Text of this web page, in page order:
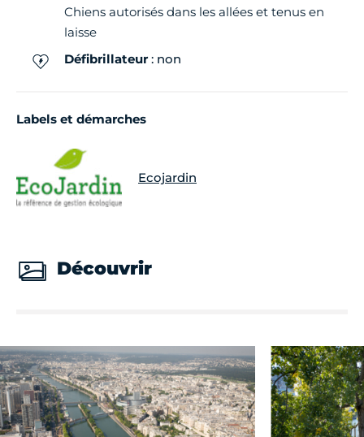
Chiens autorisés dans les allées et tenus en
laisse
Défibrillateur: non
Labels et démarches
Ecojardin
Découvrir